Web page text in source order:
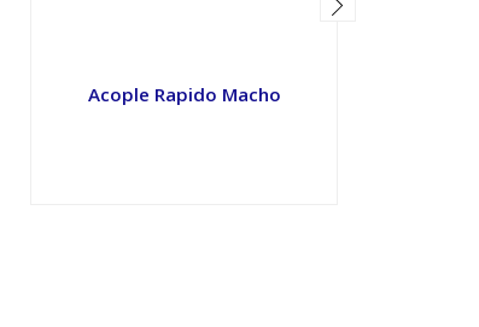
Acople Rapido Macho